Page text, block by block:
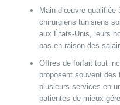
Main-d’œuvre qualifiée
chirurgiens tunisiens
aux États-Unis, leurs
bas en raison des
Offres de forfait tout
proposent souvent des
plusieurs services en
patientes de mieux